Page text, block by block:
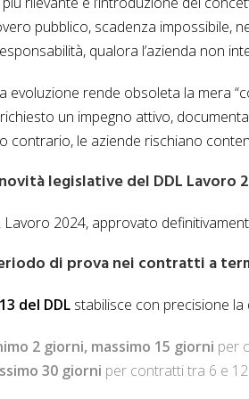
pubblico, scadenza impossibile,
qualora l’azienda non
evoluzione rende obsoleta la mera
un impegno attivo,
contrario, le aziende rischiano
legislative del DDL Lavoro
Lavoro 2024, approvato
di prova nei contratti a
del DDL stabilisce con precisione
2 giorni, massimo 15 giorni per
30 giorni per contratti tra 6 e